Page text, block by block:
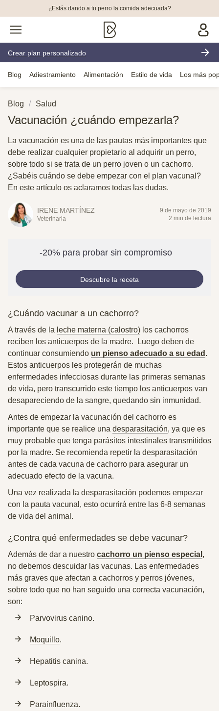
¿Estás dando a tu perro la comida adecuada?
Crear plan personalizado
Blog Adiestramiento Alimentación Estilo de vida Los más
Blog Salud
Vacunación ¿cuándo empezarla?
La vacunación es una de las pautas más importantes que
debe realizar cualquier propietario al adquirir un perro,
sobre todo si se trata de un perro joven o un cachorro.
¿Sabéis cuándo se debe empezar con el plan vacunal?
En este artículo os aclaramos todas las dudas.
IRENE MARTÍNEZ
Veterinaria
9 de mayo de 2019
2 min de lectura
-20% para probar sin compromiso
Descubre la receta
¿Cuándo vacunar a un cachorro?
A través de la leche materna (calostro) los cachorros
reciben los anticuerpos de la madre. Luego deben de
continuar consumiendo un pienso adecuado a su edad .
Estos anticuerpos les protegerán de muchas
enfermedades infecciosas durante las primeras semanas
de vida, pero transcurrido este tiempo los anticuerpos van
desapareciendo de la sangre, quedando sin inmunidad.
Antes de empezar la vacunación del cachorro es
importante que se realice una desparasitación, ya que es
muy probable que tenga parásitos intestinales transmitidos
por la madre. Se recomienda repetir la desparasitación
antes de cada vacuna de cachorro para asegurar un
adecuado efecto de la vacuna.
Una vez realizada la desparasitación podemos empezar
con la pauta vacunal, esto ocurrirá entre las 6-8 semanas
de vida del animal .
¿Contra qué enfermedades se debe vacunar?
Además de dar a nuestro cachorro un pienso especial ,
no debemos descuidar las vacunas. Las enfermedades
más graves que afectan a cachorros y perros jóvenes,
sobre todo que no han seguido una correcta vacunación,
son:
Parvovirus canino.
Moquillo.
Hepatitis canina.
Leptospira.
Parainfluenza.